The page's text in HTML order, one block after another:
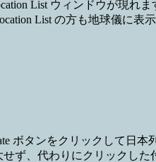
List ウィンドウが現れま
List の方も地球儀に表
ボタンをクリックして日本
ず、代わりにクリックした